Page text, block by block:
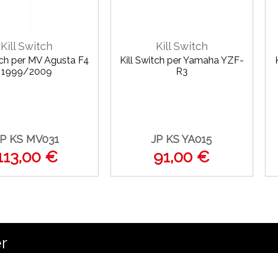
Kill Switch
per MV Agusta F4
1999/2009
KS MV031
€
Kill Switch
Kill Switch per Yamaha YZF-
R3
JP KS YA015
91,00 €